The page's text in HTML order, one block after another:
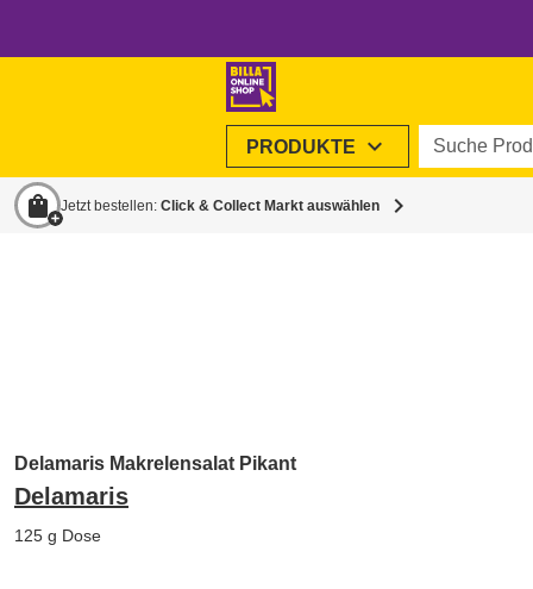
PRODUKTE expand_more Suche
shopping_bag Jetzt bestellen: Click & Collect Markt auswählen chevron_right
Delamaris Makrelensalat Pikant
Delamaris
125 g Dose